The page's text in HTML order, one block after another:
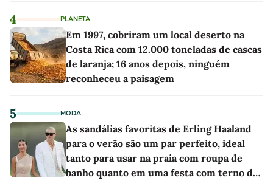
4 PLANETA
Em 1997, cobriram um local deserto na
Costa Rica com 12.000 toneladas de cascas
de laranja; 16 anos depois, ninguém
reconheceu a paisagem
5 MODA
As sandálias favoritas de Erling Haaland
para o verão são um par perfeito, ideal
tanto para usar na praia com roupa de
banho quanto em uma festa com terno de